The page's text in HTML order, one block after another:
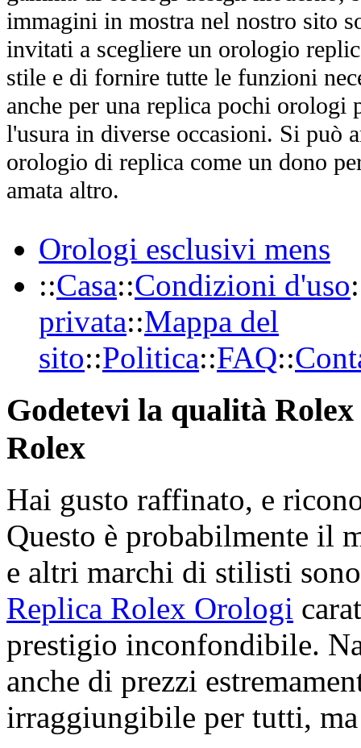
immagini in mostra nel nostro sito
invitati a scegliere un orologio
stile e di fornire tutte le funzioni
anche per una replica pochi orologi
l'usura in diverse occasioni. Si può
orologio di replica come un dono
amata altro.
Orologi esclusivi mens
::Casa::Condizioni d'uso
privata::Mappa del
sito::Politica::FAQ::
Godetevi la qualità
Rolex
Hai gusto raffinato, e
Questo è probabilmente il
e altri marchi di stilisti
Replica Rolex Orologi
prestigio inconfondibile.
anche di prezzi
irraggiungibile per tutti,